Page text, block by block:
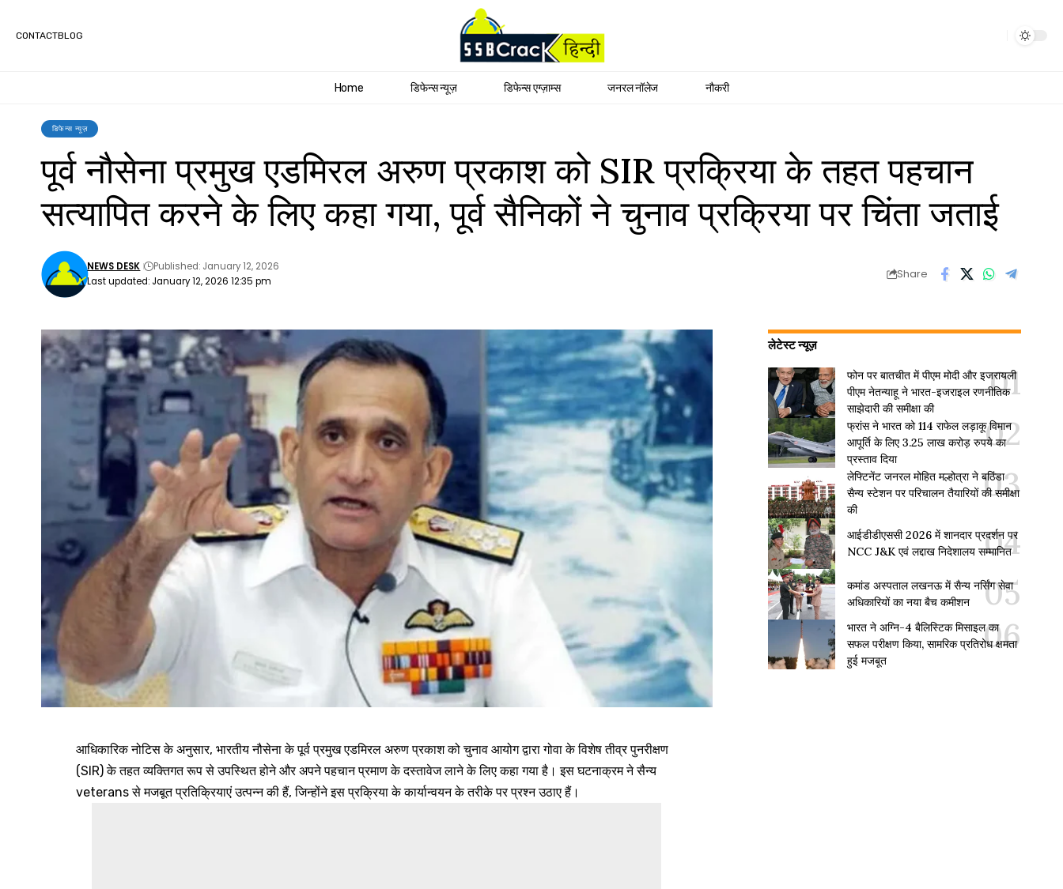
CONTACTBLOG
Home डिफेन्स न्यूज़ डिफेन्स एग्ज़ाम्स जनरल नॉलेज नौकरी
डिफेन्स न्यूज़
पूर्व नौसेना प्रमुख एडमिरल अरुण प्रकाश को SIR प्रक्रिया के तहत पहचान
सत्यापित करने के लिए कहा गया, पूर्व सैनिकों ने चुनाव प्रक्रिया पर चिंता जताई
Last updated: January 12, 2026 12:35 pm
NEWS DESK Published: January 12, 2026
Share
आधिकारिक नोटिस के अनुसार, भारतीय नौसेना के पूर्व प्रमुख एडमिरल अरुण प्रकाश को चुनाव आयोग द्वारा गोवा के विशेष तीव्र पुनरीक्षण
(SIR) के तहत व्यक्तिगत रूप से उपस्थित होने और अपने पहचान प्रमाण के दस्तावेज लाने के लिए कहा गया है। इस घटनाक्रम ने सैन्य
veterans से मजबूत प्रतिक्रियाएं उत्पन्न की हैं, जिन्होंने इस प्रक्रिया के कार्यान्वयन के तरीके पर प्रश्न उठाए हैं।
लेटेस्ट न्यूज़
फोन पर बातचीत में पीएम मोदी और इजरायली
पीएम नेतन्याहू ने भारत-इजराइल रणनीतिक
साझेदारी की समीक्षा की
फ्रांस ने भारत को 114 राफेल लड़ाकू विमान
आपूर्ति के लिए 3.25 लाख करोड़ रुपये का
प्रस्ताव दिया
लेफ्टिनेंट जनरल मोहित मल्होत्रा ने बठिंडा
सैन्य स्टेशन पर परिचालन तैयारियों की समीक्षा
की
आईडीडीएससी 2026 में शानदार प्रदर्शन पर
NCC J&K एवं लद्दाख निदेशालय सम्मानित
कमांड अस्पताल लखनऊ में सैन्य नर्सिंग सेवा
अधिकारियों का नया बैच कमीशन
भारत ने अग्नि-4 बैलिस्टिक मिसाइल का
सफल परीक्षण किया, सामरिक प्रतिरोध क्षमता
हुई मजबूत